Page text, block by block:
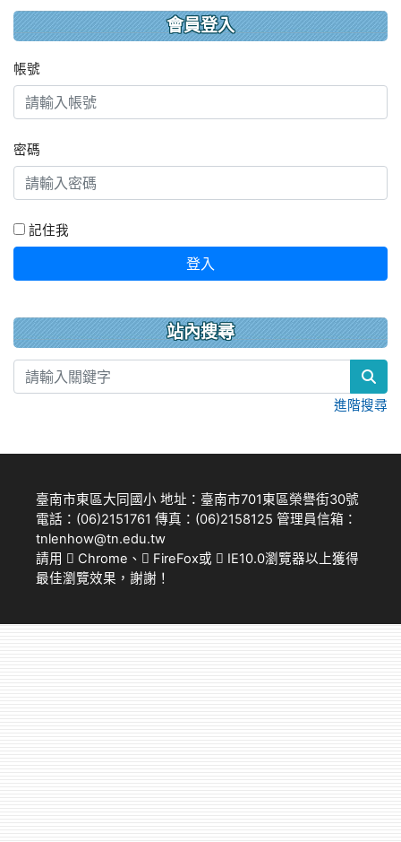
會員登入
帳號
密碼
記住我
登入
站內搜尋
進階搜尋
臺南市東區大同國小 地址：臺南市701東區榮譽街30號
電話：(06)2151761 傳真：(06)2158125 管理員信箱：
tnlenhow@tn.edu.tw
請用
Chrome 、 FireFox或
IE10.0瀏覽器以上獲得
最佳瀏覽效果，謝謝！